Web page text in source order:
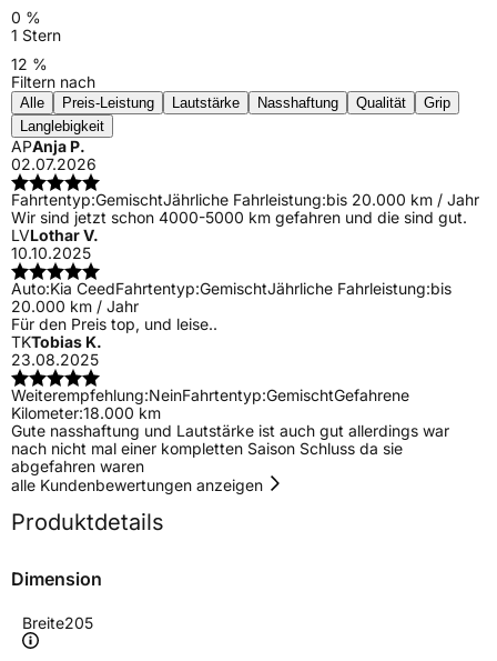
0 %
1 Stern
12 %
Filtern nach
Alle Preis-Leistung Lautstärke Nasshaftung Qualität
Grip
Langlebigkeit
APAnja P.
02.07.2026
Fahrtentyp:GemischtJährliche Fahrleistung:bis 20.000 km / Jahr
Wir sind jetzt schon 4000-5000 km gefahren und die sind gut.
LVLothar V.
10.10.2025
Auto:Kia CeedFahrtentyp:GemischtJährliche Fahrleistung:bis
20.000 km / Jahr
Für den Preis top, und leise..
TKTobias K.
23.08.2025
Weiterempfehlung:NeinFahrtentyp:GemischtGefahrene
Kilometer:18.000 km
Gute nasshaftung und Lautstärke ist auch gut allerdings war
nach nicht mal einer kompletten Saison Schluss da sie
abgefahren waren
alle Kundenbewertungen anzeigen
Produktdetails
Dimension
Breite205